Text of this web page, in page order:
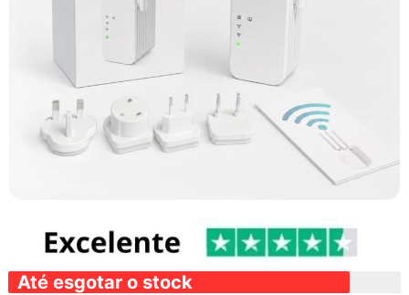
Até esgotar o stock